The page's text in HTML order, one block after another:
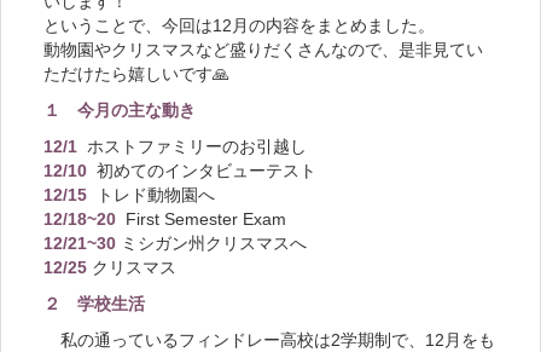
ということで、今回は12月の内容をまとめました。
動物園やクリスマスなど盛りだくさんなので、是非見てい
ただけたら嬉しいです🙏
１ 今月の主な動き
12/1 ホストファミリーのお引越し
12/10 初めてのインタビューテスト
12/15
トレド動物園へ
12/18~20 First Semester Exam
12/21~30 ミシガン州クリスマスへ
12/25 クリスマス
２ 学校生活
私の通っているフィンドレー高校は2学期制で、12月をも